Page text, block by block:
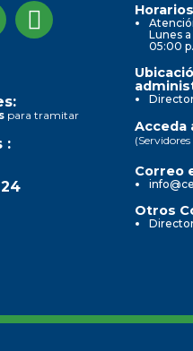
para tramitar
:
Lunes
05:00
Acceda
Correo
Otros